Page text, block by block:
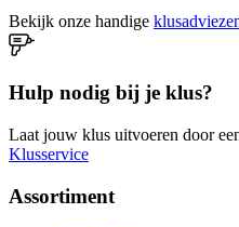
Bekijk onze handige
Hulp nodig bij je klus?
Laat jouw klus uitvoeren door
Klusservice
Assortiment